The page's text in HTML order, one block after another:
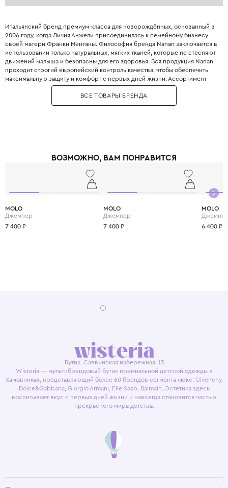
Итальянский бренд премиум-класса для новорождённых, основанный в
2006 году, когда Личия Анжели присоединилась к семейному бизнесу
своей матери Франки Ментаны. Философия бренда Nanan заключается в
использовании только натуральных, мягких тканей, которые не стесняют
движений малыша и безопасны для его здоровья. Вся продукция Nanan
проходит строгий европейский контроль качества, чтобы обеспечить
максимальную защиту и комфорт с первых дней жизни. Ассортимент
одежды включает в себя как базовые вещи, так и нарядные платья,
рубашки и стильные аксессуары для детей от 0 до 12 лет. Дизайн Nanan -
это всегда мягкие цветовые гаммы, трогательные аппликации в виде
ВСЕ ТОВАРЫ БРЕНДА
ВОЗМОЖНО, ВАМ ПОНРАВИТСЯ
MOLO
Джемпер
7 400 ₽
MOLO
Джемпер
7 400 ₽
MOLO
6 400 ₽
Бутик. Саввинская набережная, 13
Wisteria — мультибрендовый бутик премиальной детской одежды в
Хамовниках, представляющий более 60 брендов сегмента люкс: Givenchy,
Dolce&Gabbana, Giorgio Armani, Elie Saab, Balmain. Эстетика здесь
воспитывает вкус с первых дней жизни и навсегда становится частью
прекрасного мира детства.